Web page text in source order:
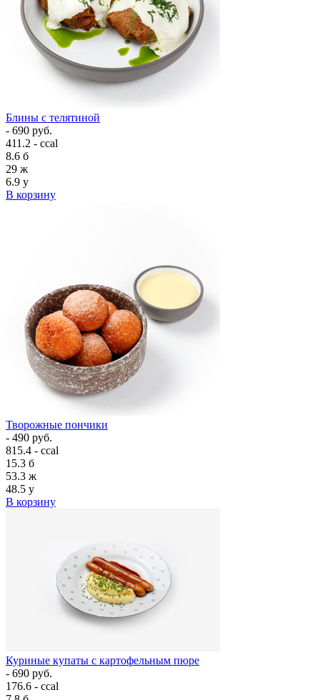
Блины с телятиной
- 690 руб.
411.2 - ccal
8.6 б
29 ж
6.9 у
В корзину
Творожные пончики
- 490 руб.
815.4 - ccal
15.3 б
53.3 ж
48.5 у
В корзину
Куриные купаты с картофельным пюре
- 690 руб.
176.6 - ccal